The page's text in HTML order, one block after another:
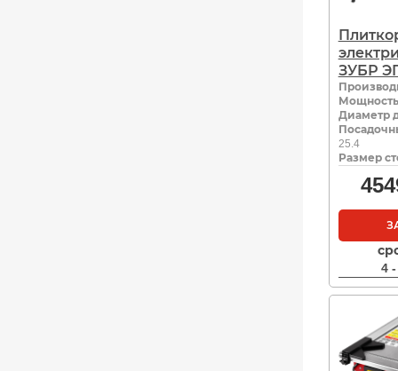
ЗУБР
Диаметр
25.4
Размер
4